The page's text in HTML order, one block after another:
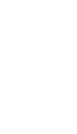
что цель «Госулуг»